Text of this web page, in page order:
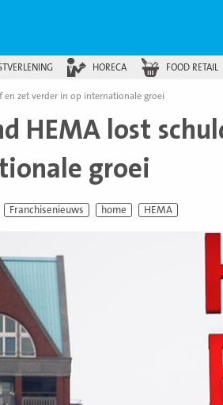
HORECA FOOD RETAIL
en zet verder in op internationale groei
HEMA lost
groei
Franchisenieuws home HEMA